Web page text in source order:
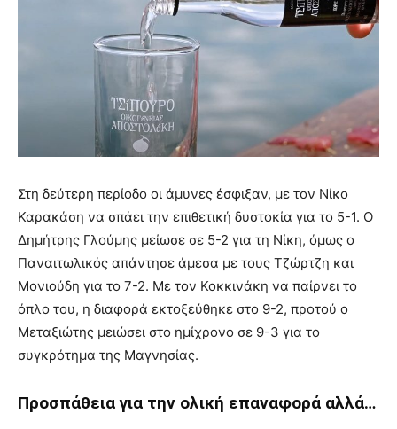
Στη δεύτερη περίοδο οι άμυνες έσφιξαν, με τον Νίκο
Καρακάση να σπάει την επιθετική δυστοκία για το 5-1. Ο
Δημήτρης Γλούμης μείωσε σε 5-2 για τη Νίκη, όμως ο
Παναιτωλικός απάντησε άμεσα με τους Τζώρτζη και
Μονιούδη για το 7-2. Με τον Κοκκινάκη να παίρνει το
όπλο του, η διαφορά εκτοξεύθηκε στο 9-2, προτού ο
Μεταξιώτης μειώσει στο ημίχρονο σε 9-3 για το
συγκρότημα της Μαγνησίας.
Προσπάθεια για την ολική επαναφορά αλλά…